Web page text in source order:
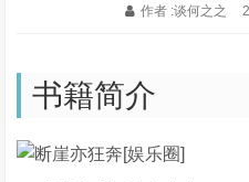
作者 :谈何之之
书籍简介